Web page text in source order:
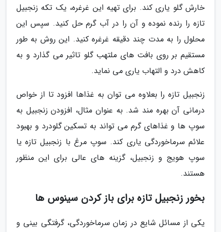
خارش گلو یاری کند. برای تهیه این غرغره، یک تکه زنجبیل
تازه را رنده نموده و آن را در آب گرم حل کنید. سپس این
محلول را به مدت چند دقیقه غرغره کنید. این روش به طور
مستقیم بر روی بافت های ملتهب گلو تاثیر می گذارد و به
کاهش درد و التهاب یاری می نماید.
زنجبیل تازه را بعلاوه می توان به غذاها افزود تا از خواص
درمانی آن بهره مند شد. به عنوان مثال، افزودن زنجبیل به
سوپ ها و غذاهای گرم می تواند به تسکین گلودرد و بهبود
علائم سرماخوردگی یاری کند. سوپ مرغ با زنجبیل تازه یا
سوپ هویج و زنجبیل، گزینه های عالی برای این منظور
هستند.
بخور زنجبیل تازه برای باز کردن سینوس ها
یکی از مسائل شایع در زمان سرماخوردگی، گرفتگی بینی و